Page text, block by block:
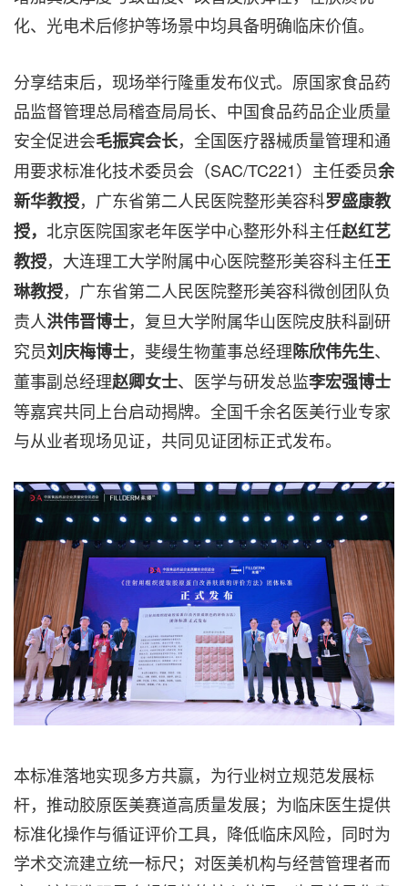
化、光电术后修护等场景中均具备明确临床价值。
分享结束后，现场举行隆重发布仪式。原国家食品药
品监督管理总局稽查局局长、中国食品药品企业质量
安全促进会毛振宾会长，全国医疗器械质量管理和通
用要求标准化技术委员会（SAC/TC221）主任委员余
新华教授，广东省第二人民医院整形美容科罗盛康教
授， 北京医院国家老年医学中心整形外科主任赵红艺
教授，大连理工大学附属中心医院整形美容科主任王
琳教授，广东省第二人民医院整形美容科微创团队负
责人洪伟晋博士，复旦大学附属华山医院皮肤科副研
究员刘庆梅博士，斐缦生物董事总经理陈欣伟先生、
董事副总经理赵卿女士、医学与研发总监李宏强博士
等嘉宾共同上台启动揭牌。全国千余名医美行业专家
与从业者现场见证，共同见证团标正式发布。
本标准落地实现多方共赢，为行业树立规范发展标
杆，推动胶原医美赛道高质量发展；为临床医生提供
标准化操作与循证评价工具，降低临床风险，同时为
学术交流建立统一标尺；对医美机构与经营管理者而